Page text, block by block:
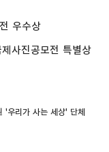
우수상
사진공모전 특별상
'우리가 사는 세상' 단체